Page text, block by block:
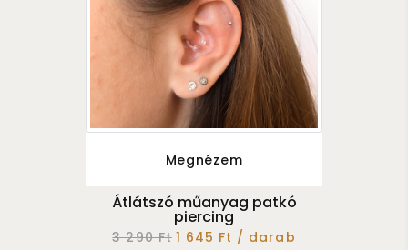
Megnézem
Átlátszó műanyag patkó
piercing
3 290 Ft 1 645 Ft / darab